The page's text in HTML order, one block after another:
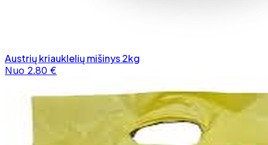
Austrių kriauklelių mišinys 2kg
Nuo 2.80 €